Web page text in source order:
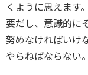
くように思えます
要だし、意識的に
努めなければいけ
やらねばならない。